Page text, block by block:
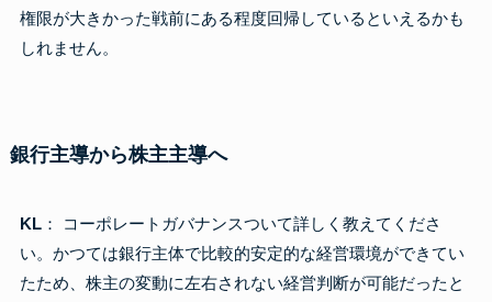
権限が大きかった戦前にある程度回帰しているといえるかも
しれません。
銀行主導から株主主導へ
KL： コーポレートガバナンスついて詳しく教えてくださ
い。かつては銀行主体で比較的安定的な経営環境ができてい
たため、株主の変動に左右されない経営判断が可能だったと